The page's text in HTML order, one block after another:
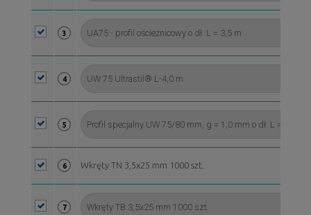
3
4
5
6 Wkręty TN 3,5x25 mm 1000 szt.
7